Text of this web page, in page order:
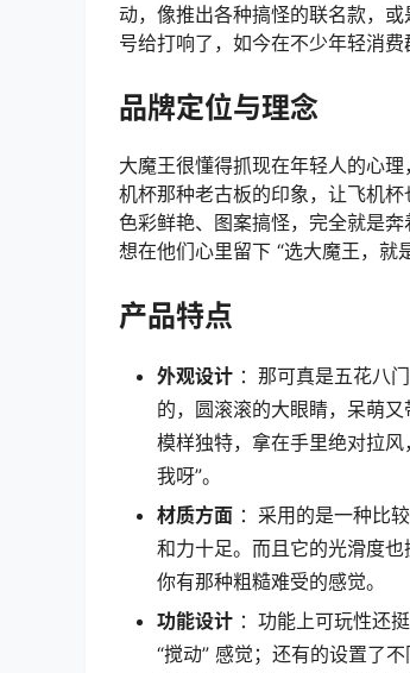
动，像推出各种搞怪的联名款，
号给打响了，如今在不少年轻消费
品牌定位与理念
大魔王很懂得抓现在年轻人的心
机杯那种老古板的印象，让飞机
色彩鲜艳、图案搞怪，完全就是
想在他们心里留下 “选大魔王，就
产品特点
外观设计 ：那可真是五花八
的，圆滚滚的大眼睛，呆萌
模样独特，拿在手里绝对拉
我呀”。
材质方面 ：采用的是一种比
和力十足。而且它的光滑度
你有那种粗糙难受的感觉。
功能设计 ：功能上可玩性还
“搅动” 感觉；还有的设置了